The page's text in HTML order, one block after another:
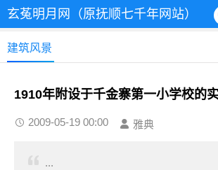
玄菟明月网（原抚顺七千年网站）
建筑风景
1910年附设于千金寨第一小学校的
2009-05-19 00:00 雅典
...